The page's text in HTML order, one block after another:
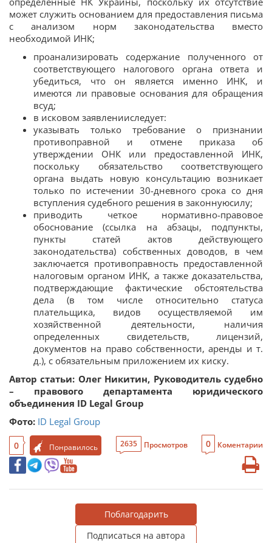
может служить основанием для предоставления письма
с анализом норм законодательства вместо
необходимой ИНК;
проанализировать содержание полученного от
соответствующего налогового органа ответа и
убедиться, что он является именно ИНК, и
имеются ли правовые основания для обращения
всуд;
в исковом заявленииследует:
указывать только требование о признании
противоправной и отмене приказа об
утверждении ОНК или предоставленной ИНК,
поскольку обязательство соответствующего
органа выдать новую консультацию возникает
только по истечении 30-дневного срока со дня
вступления судебного решения в законнуюсилу;
приводить четкое нормативно-правовое
обоснование (ссылка на абзацы, подпункты,
пункты статей актов действующего
законодательства) собственных доводов, в чем
заключается противоправность предоставленной
налоговым органом ИНК, а также доказательства,
подтверждающие фактические обстоятельства
дела (в том числе относительно статуса
плательщика, видов осуществляемой им
хозяйственной деятельности, наличия
определенных свидетельств, лицензий,
документов на право собственности, аренды и т.
д.), с обязательным приложением их киску.
Автор статьи: Олег Никитин, Руководитель судебно
– правового департамента юридического
объединения ID Legal Group
Фото: ID Legal Group
0 Понравилось 2635 Просмотров 0 Коментарии
Поблагодарить
Подписаться на автора